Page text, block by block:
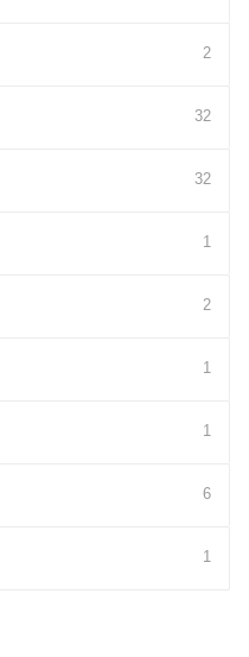
2
32
32
1
2
1
1
6
1